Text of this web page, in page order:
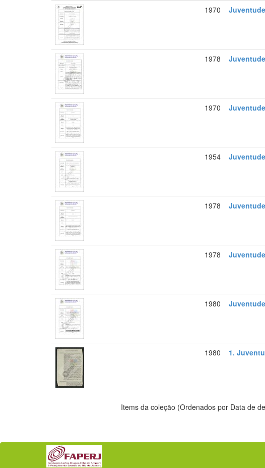
1970
1978
1970
1954
1978
1978
1980
1980 1.
Items da coleção (Ordenados por Data de